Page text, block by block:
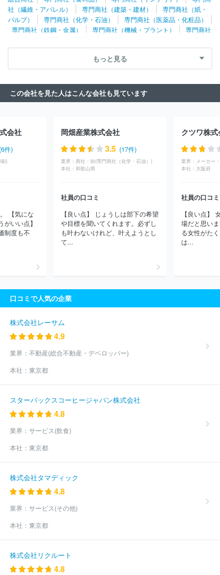
株式会社スミダパッケージ
株式会社ナガヨ 貝印株式会社
花
王プロフェッショナル・サービス株式会社
デンカポリマー株式会
社
株式会社サンブライト 日本コンテック株式会社
株式会社ア
杉田エース株式会社
ク株式会社
株式会社図書館流通センター 山本商会株式会社
も
りや産業株式会社
株式会社ＧＳＣ 株式会社日乃本錠前
ンテックＪセールス株式会社
良工舎山本鋼業株式会社
株式会社
シカワ
中部流通株式会社 積水ポリマテック株式会社
株式会社
おぎそ
堀鋲螺株式会社 金子金物株式会社
株式会社サカイハ
ラ
Ｄ１株式会社
株式会社クハラ 株式会社木村＿ 株式会社鈴木金物
株
株式会社金七金物店
株式会社
チューゲン
ほか(970件)
社（繊維・アパレル）
専門商社（建築・建材）
専門商社（紙・
パルプ）
専門商社（化学・石油）
専門商社（医薬品・化粧品）
専門商社（鉄鋼・金属）
専門商社（機械・プラント）
専門商社
（電子・電気機器・OA機器）
専門商社（自動車関連・輸送用機
器）
専門商社（医療機器）
専門商社（文具・事務用品・日用
専門商社（スポーツ・レジャー用品） 専門商社（その他）
もっと見る
この会社を見た人はこんな会社も見ています
会社
件)
)
【気にな
いい点】
制度も不
岡畑産業株式会社
3.5 (17件)
業界： 商社・卸(専門商社（化学・石油）)
本社： 和歌山県
社員の口コミ
【良い点】 じょうしは部下の希望
や目標を聞いてくれます。必ずし
も叶わないけれど、叶えようとし
て...
クツワ株
業界： メーカー
本社： 大阪府
社員の口コミ
【良い点】
場だと思い
る女性がた
は...
口コミで人気の企業
株式会社レーサム
4.9
業界： 不動産(総合不動産・デベロッパー)
本社： 東京都
スターバックスコーヒージャパン株式会社
4.8
業界： サービス(飲食)
本社： 東京都
株式会社タマディック
4.8
業界： サービス(その他)
本社： 東京都
株式会社リクルート
4.8